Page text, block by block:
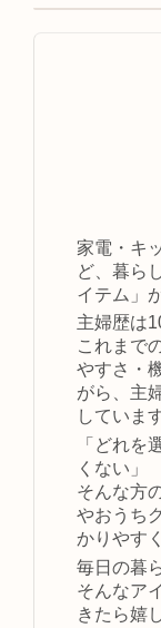
家電・キ
ど、暮ら
イテム」
主婦歴は
これまで
やすさ・
がら、主
していま
「どれを
くない」
そんな方
やおうち
かりやす
毎日の暮
そんなア
きたら嬉